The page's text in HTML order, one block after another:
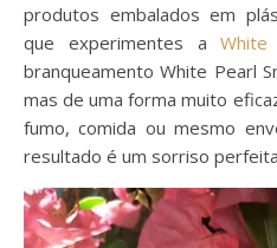
produtos embalados em
que experimentes aWhite
branqueamento White Pearl
mas de uma forma muito
fumo, comida ou mesmo
resultado é um sorriso